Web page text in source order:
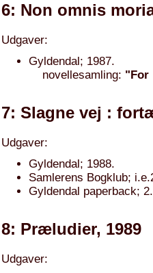
6: Non omnis
Udgaver:
Gyldendal; 1987.
novellesamling: "For
7: Slagne vej :
Udgaver:
Gyldendal; 1988.
Samlerens Bogklub;
Gyldendal paperback;
8: Præludier, 1989
Udgaver: